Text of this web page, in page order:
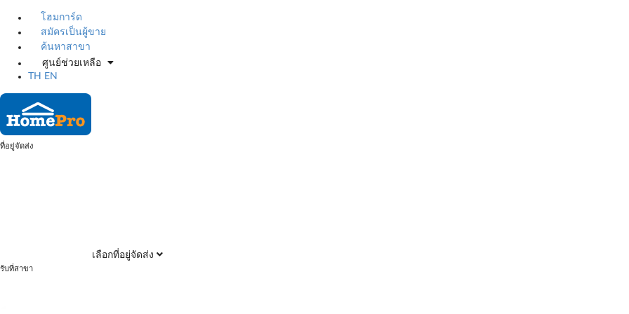
โฮมการ์ด
สมัครเป็นผู้ขาย
ค้นหาสาขา
ศูนย์ช่วยเหลือ
TH
EN
ที่อยู่จัดส่ง
เลือกที่อยู่จัดส่ง
รับที่สาขา